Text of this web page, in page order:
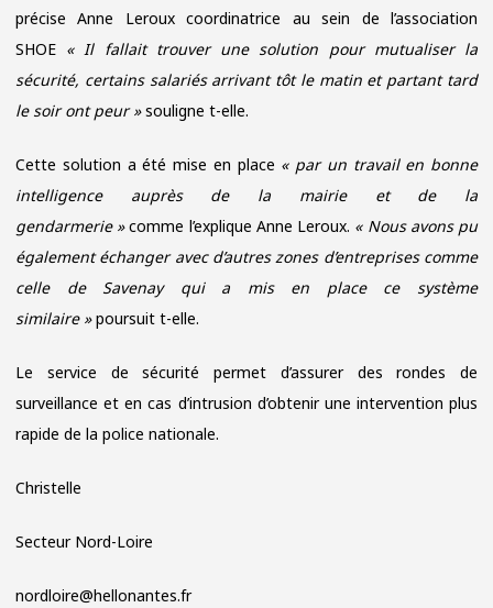
précise Anne Leroux coordinatrice au sein de l’association
SHOE « Il fallait trouver une solution pour mutualiser la
sécurité, certains salariés arrivant tôt le matin et partant tard
le soir ont peur »souligne t-elle.
Cette solution a été mise en place « par un travail en bonne
intelligence auprès de la mairie et de la
gendarmerie »comme l’explique Anne Leroux. « Nous avons pu
également échanger avec d’autres zones d’entreprises comme
celle de Savenay qui a mis en place ce système
similaire »poursuit t-elle.
Le service de sécurité permet d’assurer des rondes de
surveillance et en cas d’intrusion d’obtenir une intervention plus
rapide de la police nationale.
Christelle
Secteur Nord-Loire
nordloire@hellonantes.fr